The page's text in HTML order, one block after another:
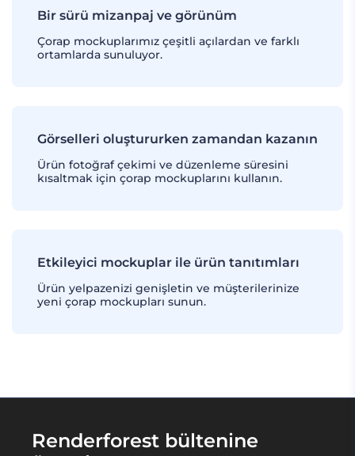
Bir sürü mizanpaj ve görünüm
Çorap mockuplarımız çeşitli açılardan ve farklı
ortamlarda sunuluyor.
Görselleri oluştururken zamandan kazanın
Ürün fotoğraf çekimi ve düzenleme süresini
kısaltmak için çorap mockuplarını kullanın.
Etkileyici mockuplar ile ürün tanıtımları
Ürün yelpazenizi genişletin ve müşterilerinize
yeni çorap mockupları sunun.
Renderforest bültenine